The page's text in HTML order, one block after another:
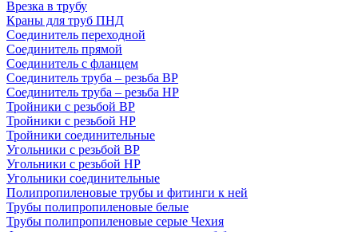
Врезка в трубу
Краны для труб ПНД
Соединитель переходной
Соединитель прямой
Соединитель с фланцем
Соединитель труба – резьба ВР
Соединитель труба – резьба НР
Тройники с резьбой ВР
Тройники с резьбой НР
Тройники соединительные
Угольники с резьбой ВР
Угольники с резьбой НР
Угольники соединительные
Полипропиленовые трубы и фитинги к ней
Трубы полипропиленовые белые
Трубы полипропиленовые серые Чехия